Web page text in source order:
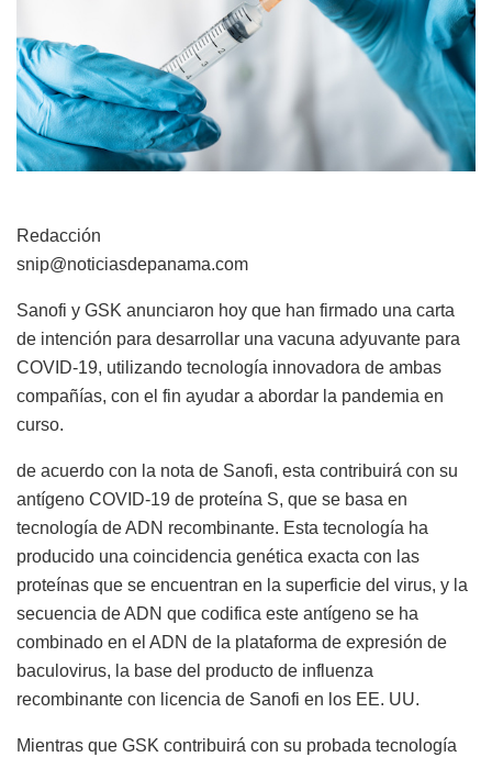
Redacción
snip@noticiasdepanama.com
Sanofi y GSK anunciaron hoy que han firmado una carta
de intención para desarrollar una vacuna adyuvante para
COVID-19, utilizando tecnología innovadora de ambas
compañías, con el fin ayudar a abordar la pandemia en
curso.
de acuerdo con la nota de Sanofi, esta contribuirá con su
antígeno COVID-19 de proteína S, que se basa en
tecnología de ADN recombinante. Esta tecnología ha
producido una coincidencia genética exacta con las
proteínas que se encuentran en la superficie del virus, y la
secuencia de ADN que codifica este antígeno se ha
combinado en el ADN de la plataforma de expresión de
baculovirus, la base del producto de influenza
recombinante con licencia de Sanofi en los EE. UU.
Mientras que GSK contribuirá con su probada tecnología